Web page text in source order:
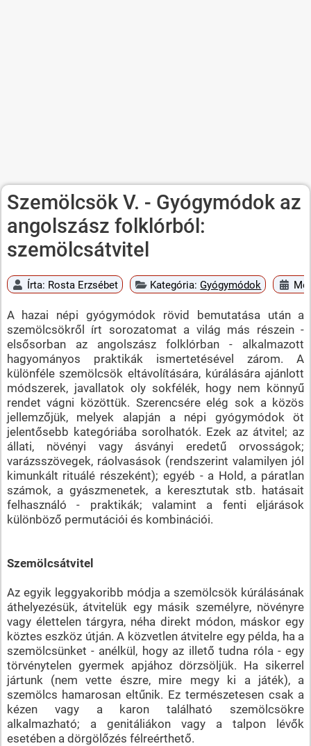
Szemölcsök V. - Gyógymódok az
angolszász folklórból:
szemölcsátvitel
Írta: Rosta Erzsébet Kategória:Gyógymódok
A hazai népi gyógymódok rövid bemutatása után a
szemölcsökről írt sorozatomat a világ más részein -
elsősorban az angolszász folklórban - alkalmazott
hagyományos praktikák ismertetésével zárom. A
különféle szemölcsök eltávolítására, kúrálására ajánlott
módszerek, javallatok oly sokfélék, hogy nem könnyű
rendet vágni közöttük. Szerencsére elég sok a közös
jellemzőjük, melyek alapján a népi gyógymódok öt
jelentősebb kategóriába sorolhatók. Ezek az átvitel; az
állati, növényi vagy ásványi eredetű orvosságok;
varázsszövegek, ráolvasások (rendszerint valamilyen jól
kimunkált rituálé részeként); egyéb - a Hold, a páratlan
számok, a gyászmenetek, a keresztutak stb. hatásait
felhasználó - praktikák; valamint a fenti eljárások
különböző permutációi és kombinációi.
Szemölcsátvitel
Az egyik leggyakoribb módja a szemölcsök kúrálásának
áthelyezésük, átvitelük egy másik személyre, növényre
vagy élettelen tárgyra, néha direkt módon, máskor egy
köztes eszköz útján. A közvetlen átvitelre egy példa, ha a
szemölcsünket - anélkül, hogy az illető tudna róla - egy
törvénytelen gyermek apjához dörzsöljük. Ha sikerrel
jártunk (nem vette észre, mire megy ki a játék), a
szemölcs hamarosan eltűnik. Ez természetesen csak a
kézen vagy a karon található szemölcsökre
alkalmazható; a genitáliákon vagy a talpon lévők
esetében a dörgölőzés félreérthető.